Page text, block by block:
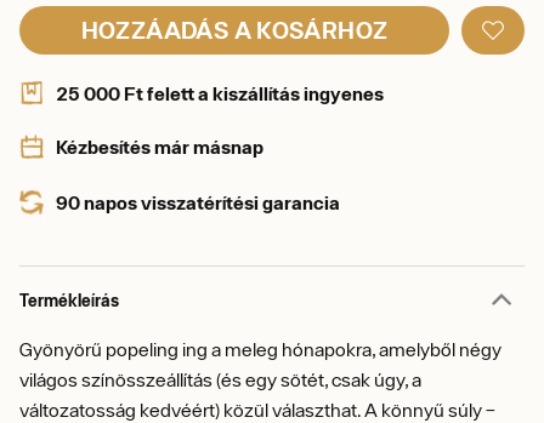
HOZZÁADÁS A KOSÁRHOZ
25 000 Ft felett a kiszállítás ingyenes
Kézbesítés már másnap
90 napos visszatérítési garancia
Termékleírás
Gyönyörű popeling ing a meleg hónapokra, amelyből négy
világos színösszeállítás (és egy sötét, csak úgy, a
változatosság kedvéért) közül választhat. A könnyű súly –